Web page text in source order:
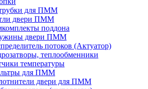
для ПММ
двери ПММ
поддона
двери ПММ
потоков (Актуатор)
теплообменники
температуры
для ПММ
двери для ПММ